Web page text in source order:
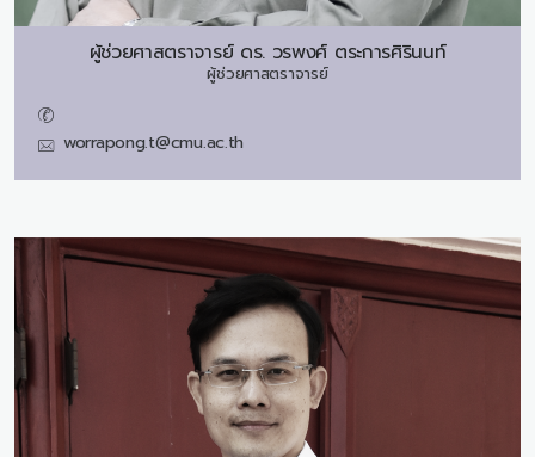
ผู้ช่วยศาสตราจารย์ ดร. วรพงศ์ ตระการศิรินนท์
ผู้ช่วยศาสตราจารย์
worrapong.t@cmu.ac.th